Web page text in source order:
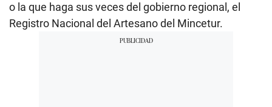
o la que haga sus veces del gobierno regional, el
Registro Nacional del Artesano del Mincetur.